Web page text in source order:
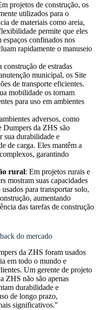
projetos de construção, os
utilizados para o
de materiais como areia,
permite que eles
confinados nos
rapidamente o manuseio
construção de estradas
municipal, os Site
de transporte eficientes.
mobilidade os tornam
para uso em ambientes
adversos, como
Dumpers da ZHS são
sua durabilidade e
de carga. Eles mantêm a
garantindo
rural: Em projetos rurais e
mostram suas capacidades
para transportar solo,
aumentando
das tarefas de construção
do mercado
da ZHS foram usados
em todo o mundo e
Um gerente de projeto
ZHS não são apenas
durabilidade e
de longo prazo,
significativos."